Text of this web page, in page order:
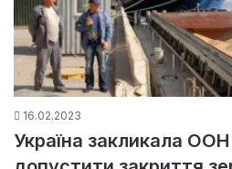
16.02.2023
Україна закликала ООН